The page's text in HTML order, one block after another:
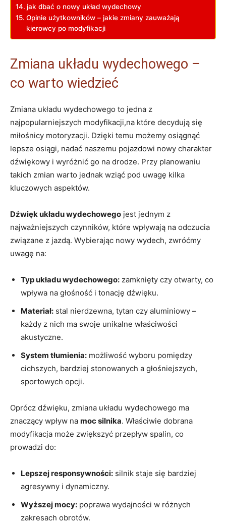
jak dbać o nowy układ wydechowy
Opinie użytkowników – jakie zmiany zauważają
kierowcy po modyfikacji
Zmiana układu wydechowego –
co warto wiedzieć
Zmiana układu wydechowego to jedna z
najpopularniejszych modyfikacji,na które decydują się
miłośnicy motoryzacji. Dzięki temu możemy osiągnąć
lepsze osiągi, nadać naszemu pojazdowi nowy charakter
dźwiękowy i wyróżnić go na drodze. Przy planowaniu
takich zmian warto jednak wziąć pod uwagę kilka
kluczowych aspektów.
Dźwięk układu wydechowego jest jednym z
najważniejszych czynników, które wpływają na odczucia
związane z jazdą. Wybierając nowy wydech, zwróćmy
uwagę na:
Typ układu wydechowego: zamknięty czy otwarty, co
wpływa na głośność i tonację dźwięku.
Materiał: stal nierdzewna, tytan czy aluminiowy –
każdy z nich ma swoje unikalne właściwości
akustyczne.
System tłumienia: możliwość wyboru pomiędzy
cichszych, bardziej stonowanych a głośniejszych,
sportowych opcji.
Oprócz dźwięku, zmiana układu wydechowego ma
znaczący wpływ na moc silnika. Właściwie dobrana
modyfikacja może zwiększyć przepływ spalin, co
prowadzi do:
Lepszej responsywności: silnik staje się bardziej
agresywny i dynamiczny.
Wyższej mocy: poprawa wydajności w różnych
zakresach obrotów.